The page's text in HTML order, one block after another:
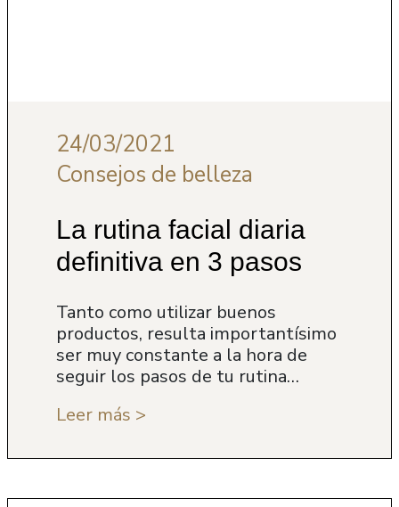
24/03/2021
Consejos de belleza
La rutina facial diaria
definitiva en 3 pasos
Tanto como utilizar buenos
productos, resulta importantísimo
ser muy constante a la hora de
seguir los pasos de tu rutina…
Leer más >